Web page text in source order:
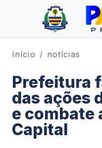
Início notícias
Prefeitura
das ações
e combate
Capital